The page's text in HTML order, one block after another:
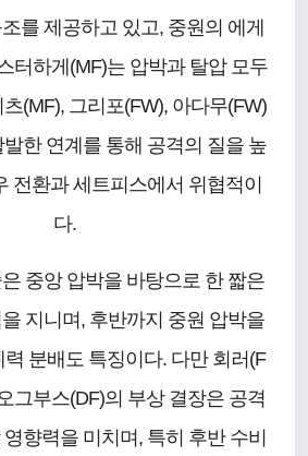
를 제공하고 있고, 중원의 에게
터하게(MF)는 압박과 탈압 모두
(MF), 그리포(FW), 아다무(FW)
한 연계를 통해 공격의 질을 높
전환과 세트피스에서 위협적이
다.
중앙 압박을 바탕으로 한 짧은
지니며, 후반까지 중원 압박을
분배도 특징이다. 다만 회러(F
그부스(DF)의 부상 결장은 공격
향력을 미치며, 특히 후반 수비